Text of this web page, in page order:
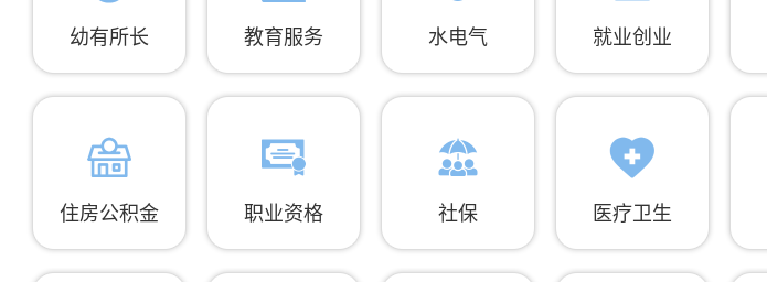
幼有所长 教育服务 水电气 就业创业
住房公积金 职业资格 社保 医疗卫生